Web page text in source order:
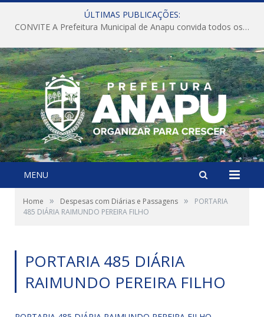
ÚLTIMAS PUBLICAÇÕES:
CONVITE A Prefeitura Municipal de Anapu convida todos os servidores públicos municipais para participarem da Audiência Pública de discussão da Lei de Diretrizes Orçamentárias (LDO), importante instrumento de planejamento das ações e investimentos da Administração Pública para o próximo exercício financeiro.
MENU
Home » Despesas com Diárias e Passagens »
PORTARIA
485 DIÁRIA RAIMUNDO PEREIRA FILHO
PORTARIA 485 DIÁRIA
RAIMUNDO PEREIRA FILHO